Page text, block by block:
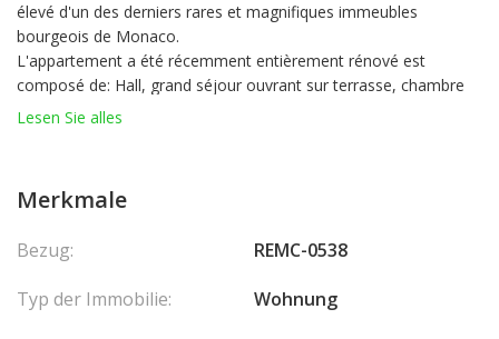
élevé d'un des derniers rares et magnifiques immeubles
bourgeois de Monaco.
L'appartement a été récemment entièrement rénové est
composé de: Hall, grand séjour ouvrant sur terrasse, chambre
avec de très beaux volumes ouvrant également sur la terrasse,
Un box fermé complète ce bien.
Lesen Sie alles
Merkmale
Bezug:
REMC-0538
Typ der Immobilie:
Wohnung